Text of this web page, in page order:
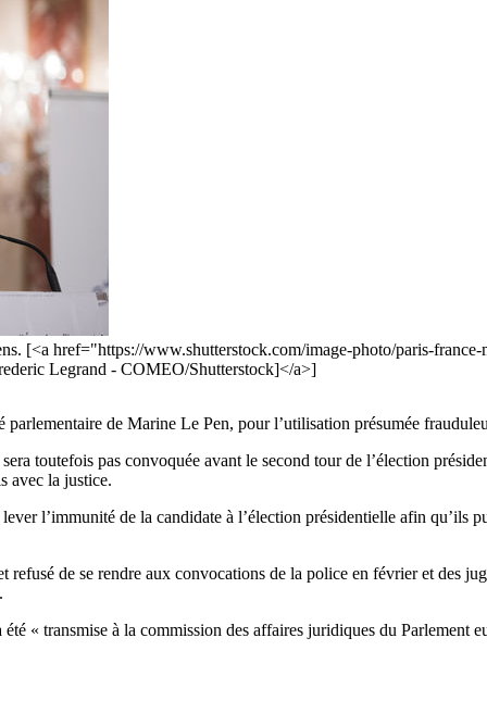
[<a href="https://www.shutterstock.com/image-photo/paris-
Legrand - COMEO/Shutterstock]</a>]
de Marine Le Pen, pour l’utilisation présumée
toutefois pas convoquée avant le second tour de l’élection
avec la justice.
l’immunité de la candidate à l’élection présidentielle afin qu’ils
de se rendre aux convocations de la police en février et des
« transmise à la commission des affaires juridiques du Parlement